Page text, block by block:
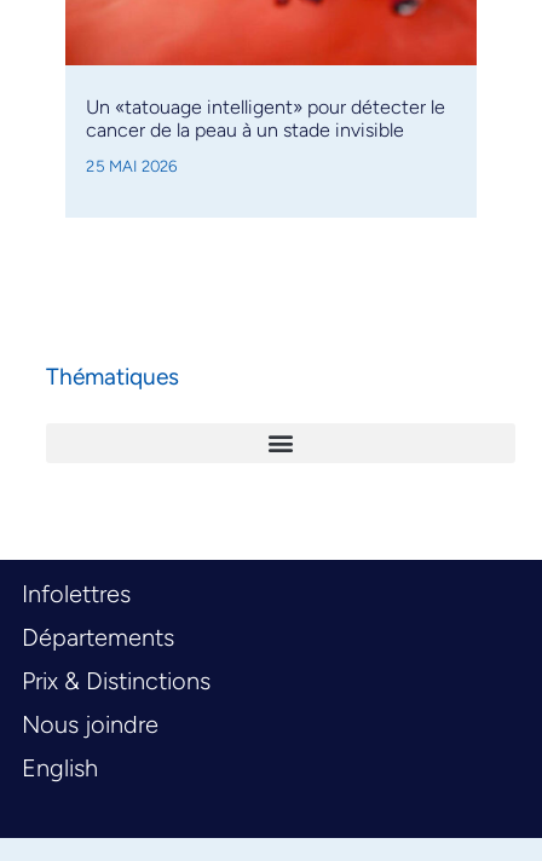
Un «tatouage intelligent» pour détecter le
cancer de la peau à un stade invisible
25 MAI 2026
Thématiques
Infolettres
Départements
Prix & Distinctions
Nous joindre
English